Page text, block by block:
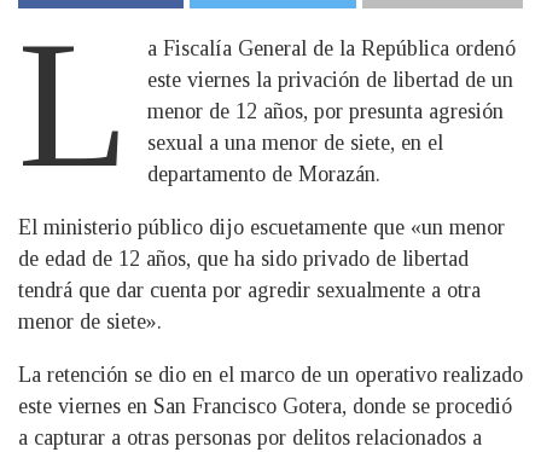
L
a Fiscalía General de la República ordenó
este viernes la privación de libertad de un
menor de 12 años, por presunta agresión
sexual a una menor de siete, en el
departamento de Morazán.
El ministerio público dijo escuetamente que «un menor
de edad de 12 años, que ha sido privado de libertad
tendrá que dar cuenta por agredir sexualmente a otra
menor de siete».
La retención se dio en el marco de un operativo realizado
este viernes en San Francisco Gotera, donde se procedió
a capturar a otras personas por delitos relacionados a